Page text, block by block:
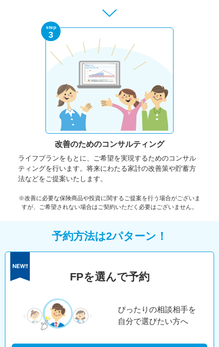
step
3
改善のためのコンサルティング
ライフプランをもとに、ご希望を実現するためのコンサル
ティングを行います。将来にわたる家計の改善策や貯蓄方
法などをご提案いたします。
※改善に必要な保険商品や投資に関するご提案を行う場合がございま
すが、ご希望されない場合はご契約いただく必要はございません。
予約方法は2パターン！
FPを選んで予約
ぴったりの相談相手を
自分で選びたい方へ